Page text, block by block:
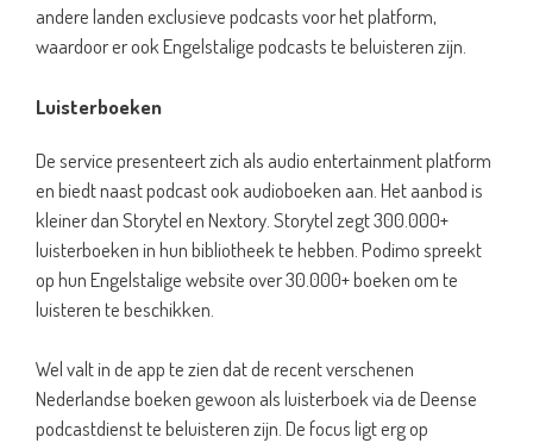
andere landen exclusieve podcasts voor het platform,
waardoor er ook Engelstalige podcasts te beluisteren zijn.
Luisterboeken
De service presenteert zich als audio entertainment platform
en biedt naast podcast ook audioboeken aan. Het aanbod is
kleiner dan Storytel en Nextory. Storytel zegt 300.000+
luisterboeken in hun bibliotheek te hebben. Podimo spreekt
op hun Engelstalige website over 30.000+ boeken om te
luisteren te beschikken.
Wel valt in de app te zien dat de recent verschenen
Nederlandse boeken gewoon als luisterboek via de Deense
podcastdienst te beluisteren zijn. De focus ligt erg op